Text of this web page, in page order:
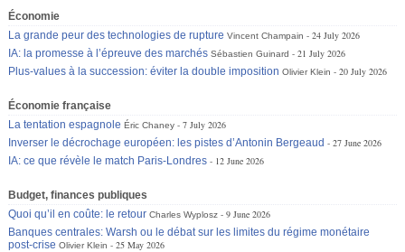
Économie
La grande peur des technologies de rupture Vincent Champain
24 July 2026
IA: la promesse à l’épreuve des marchés Sébastien Guinard
21 July 2026
Plus-values à la succession: éviter la double imposition Olivier Klein 20 July 2026
Économie française
La tentation espagnole Éric Chaney
7 July 2026
Inverser le décrochage européen: les pistes d’Antonin Bergeaud
27 June 2026
IA: ce que révèle le match Paris-Londres
12 June 2026
Budget, finances publiques
Quoi qu’il en coûte: le retour Charles Wyplosz
9 June 2026
Banques centrales: Warsh ou le débat sur les limites du régime monétaire
post-crise Olivier Klein
25 May 2026